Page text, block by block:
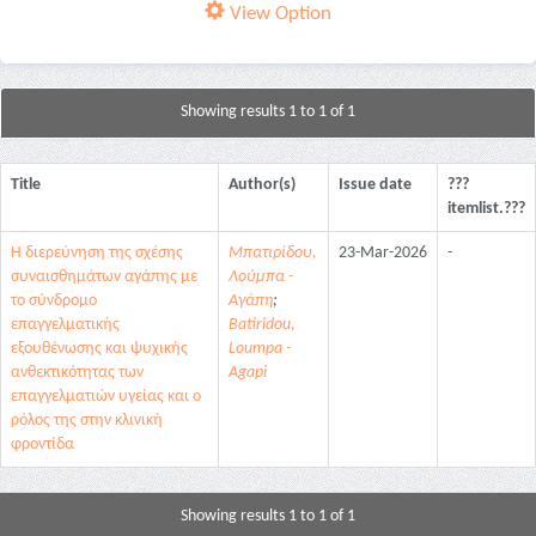
View Option
Showing results 1 to 1 of 1
Title Author(s) Issue date
???
itemlist.???
Η διερεύνηση της σχέσης
συναισθημάτων αγάπης με
το σύνδρομο
επαγγελματικής
εξουθένωσης και ψυχικής
ανθεκτικότητας των
επαγγελματιών υγείας και ο
ρόλος της στην κλινική
φροντίδα
Μπατιρίδου,
Λούμπα -
Αγάπη;
Batiridou,
Loumpa -
Agapi
23-Mar-2026 -
Showing results 1 to 1 of 1